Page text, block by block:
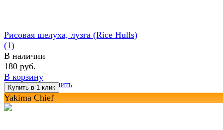
избранное сравнить
Рисовая шелуха, лузга (Rice Hulls)
(1)
В наличии
180 руб.
В корзину
Yakima Chief